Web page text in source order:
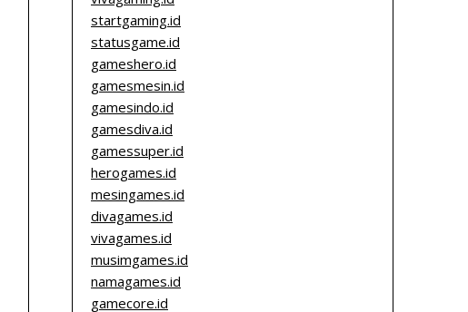
startgaming.id
statusgame.id
gameshero.id
gamesmesin.id
gamesindo.id
gamesdiva.id
gamessuper.id
herogames.id
mesingames.id
divagames.id
vivagames.id
musimgames.id
namagames.id
gamecore.id